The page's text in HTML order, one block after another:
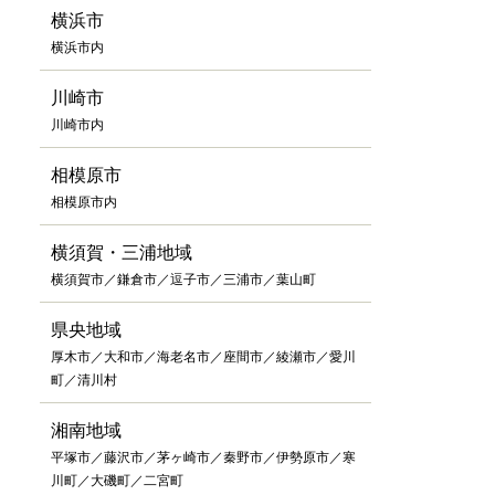
横浜市
横浜市内
川崎市
川崎市内
相模原市
相模原市内
横須賀・三浦地域
横須賀市／鎌倉市／逗子市／三浦市／葉山町
県央地域
厚木市／大和市／海老名市／座間市／綾瀬市／愛川
町／清川村
湘南地域
平塚市／藤沢市／茅ヶ崎市／秦野市／伊勢原市／寒
川町／大磯町／二宮町